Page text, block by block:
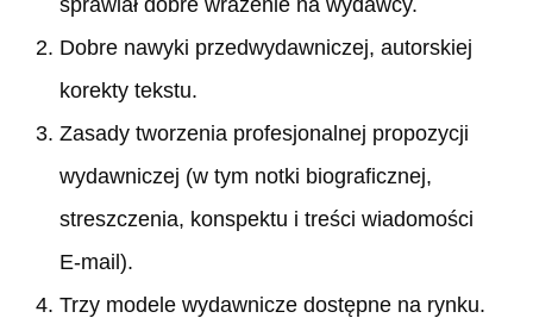
sprawiał dobre wrażenie na wydawcy.
Dobre nawyki przedwydawniczej, autorskiej
korekty tekstu.
Zasady tworzenia profesjonalnej propozycji
wydawniczej (w tym notki biograficznej,
streszczenia, konspektu i treści wiadomości
E-mail).
Trzy modele wydawnicze dostępne na rynku.